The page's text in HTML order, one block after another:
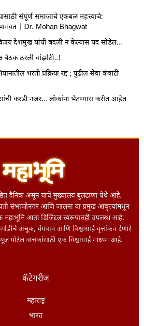
संपूर्ण समाजाचे एकबळ महत्त्वाचे:
| Dr. Mohan Bhagwat
देशमुख यांची बदली न केल्यास पद सोडेल…
बैठक ठरली वांझोटी..!
भरती प्रक्रिया रद्द ; पुढील सेवा कंत्राटी
करडी नजर… लोकांना भेटण्यास करीत आहेत
दैनिक असून याचे मुख्यालय बुलढाणा येथे आहे.
संभाजीनगर आणि जालना या प्रमुख आवृत्त्यांमधून
महाभूमि आता डिजिटल स्वरूपातही उपलब्ध आहे.
अचूक, वेगवान आणि विश्वासार्ह वृत्तांकन देणारे
पोर्टल वाचकांसाठी एक विश्वासार्ह माध्यम आहे.
कॅटेगरीज
महाराष्ट्र
भारत